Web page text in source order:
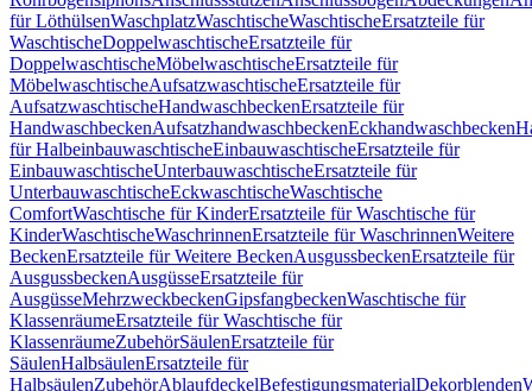
für LöthülsenWaschplatzWaschtischeWaschtischeErsatzteile für
WaschtischeDoppelwaschtischeErsatzteile für
DoppelwaschtischeMöbelwaschtischeErsatzteile für
MöbelwaschtischeAufsatzwaschtischeErsatzteile für
AufsatzwaschtischeHandwaschbeckenErsatzteile für
HandwaschbeckenAufsatzhandwaschbeckenEckhandwaschbecken
für HalbeinbauwaschtischeEinbauwaschtischeErsatzteile für
EinbauwaschtischeUnterbauwaschtischeErsatzteile für
UnterbauwaschtischeEckwaschtischeWaschtische
ComfortWaschtische für KinderErsatzteile für Waschtische für
KinderWaschtischeWaschrinnenErsatzteile für WaschrinnenWeitere
BeckenErsatzteile für Weitere BeckenAusgussbeckenErsatzteile für
AusgussbeckenAusgüsseErsatzteile für
AusgüsseMehrzweckbeckenGipsfangbeckenWaschtische für
KlassenräumeErsatzteile für Waschtische für
KlassenräumeZubehörSäulenErsatzteile für
SäulenHalbsäulenErsatzteile für
HalbsäulenZubehörAblaufdeckelBefestigungsmaterialDekorblenden